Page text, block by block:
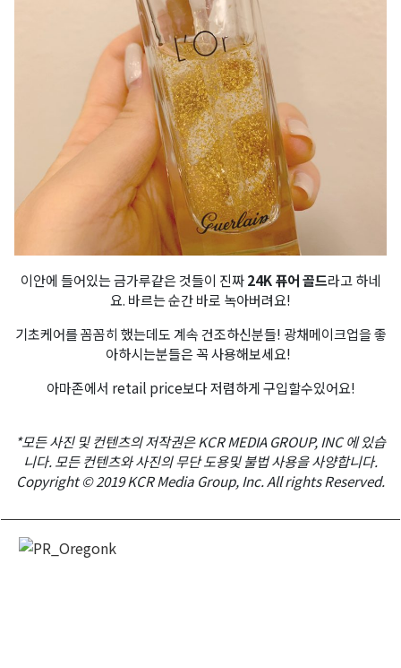
이안에 들어있는 금가루같은 것들이 진짜24K 퓨어 골드라고 하네
요. 바르는 순간 바로 녹아버려요!
기초케어를 꼼꼼히 했는데도 계속 건조하신분들! 광채메이크업을 좋
아하시는분들은 꼭 사용해보세요!
아마존에서 retail price보다 저렴하게 구입할수있어요!
*모든 사진 및 컨텐츠의 저작권은 KCR MEDIA GROUP, INC 에 있습
니다. 모든 컨텐츠와 사진의 무단 도용및 불법 사용을 사양합니다.
Copyright © 2019 KCR Media Group, Inc. All rights Reserved.